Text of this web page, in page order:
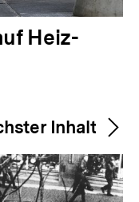
Heiz-
Inhalt